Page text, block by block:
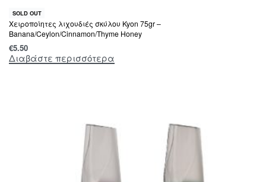
SOLD OUT
Χειροποίητες λιχουδιές σκύλου Kyon 75gr –
Banana/Ceylon/Cinnamon/Thyme Honey
€5.50
Διαβάστε περισσότερα